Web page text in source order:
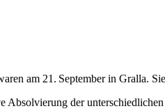
am 21. September in Gralla.
der